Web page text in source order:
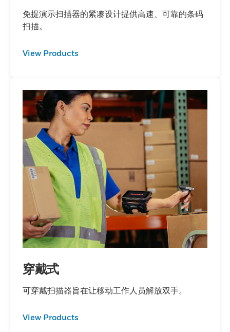
免提演示扫描器的紧凑设计提供高速、可靠的条码
扫描。
View Products
穿戴式
可穿戴扫描器旨在让移动工作人员解放双手。
View Products